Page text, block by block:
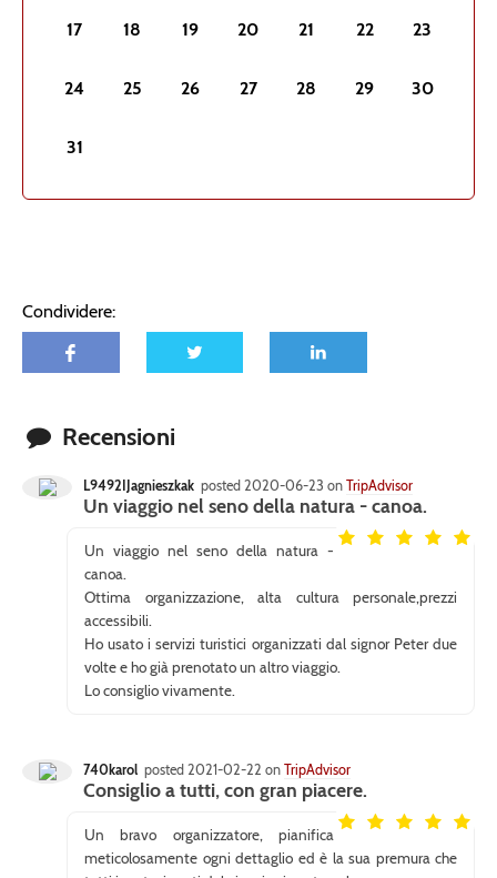
17 18 19 20 21 22 23
24 25 26 27 28 29 30
31
Condividere:
Recensioni
L9492IJagnieszkak posted 2020-06-23 on TripAdvisor
Un viaggio nel seno della natura - canoa.
Un viaggio nel seno della natura -
canoa.
Ottima organizzazione, alta cultura personale,prezzi
accessibili.
Ho usato i servizi turistici organizzati dal signor Peter due
volte e ho già prenotato un altro viaggio.
Lo consiglio vivamente.
740karol posted 2021-02-22 on TripAdvisor
Consiglio a tutti, con gran piacere.
Un bravo organizzatore, pianifica
meticolosamente ogni dettaglio ed è la sua premura che